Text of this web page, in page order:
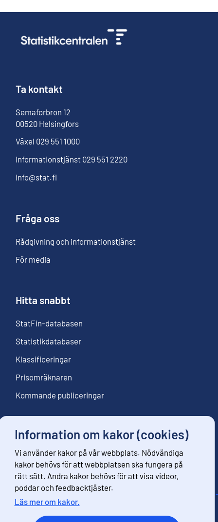
Information om kakor (cookies)
Vi använder kakor på vår webbplats. Nödvändiga
kakor behövs för att webbplatsen ska fungera på
rätt sätt. Andra kakor behövs för att visa videor,
poddar och feedbacktjäster.
Läs mer om kakor.
Ta kontakt
Semaforbron 12
00520 Helsingfors
Växel 029 551 1000
Informationstjänst 029 551 2220
info@stat.fi
Fråga oss
Rådgivning och informationstjänst
För media
Hitta snabbt
StatFin-databasen
Statistikdatabaser
Klassificeringar
Prisomräknaren
Kommande publiceringar
Följ oss
Beställ nyhetsbrev